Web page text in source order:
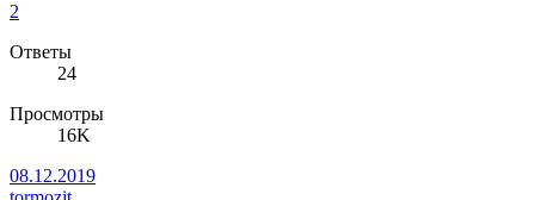
2
Ответы
24
Просмотры
16K
08.12.2019